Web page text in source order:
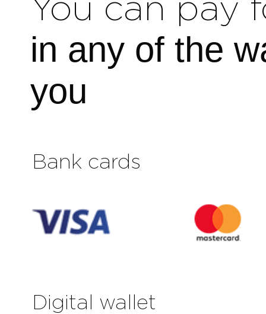
You can pay
in any of the
you
Bank cards
Digital wallet